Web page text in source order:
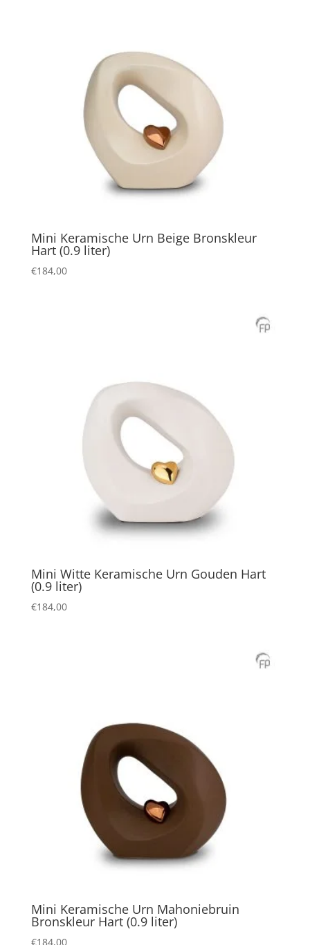
Mini Keramische Urn Beige Bronskleur
Hart (0.9 liter)
€184,00
Mini Witte Keramische Urn Gouden Hart
(0.9 liter)
€184,00
Mini Keramische Urn Mahoniebruin
Bronskleur Hart (0.9 liter)
€184,00